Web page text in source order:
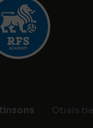
Otrais